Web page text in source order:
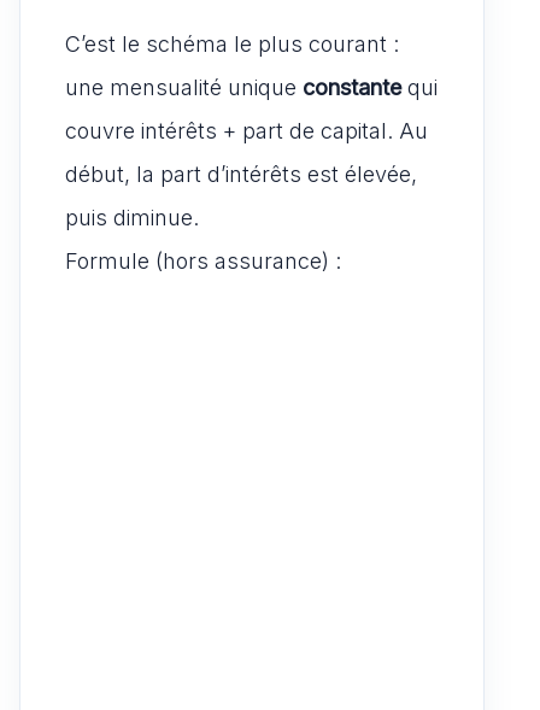
C’est le schéma le plus courant :
une mensualité unique constantequi
couvre intérêts + part de capital. Au
début, la part d’intérêts est élevée,
puis diminue.
Formule (hors assurance) :